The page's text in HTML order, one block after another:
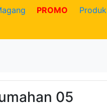
PROMO Produk
05